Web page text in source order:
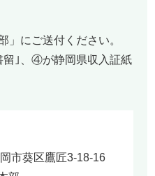
にご送付ください。
｣、④が静岡県収入証紙
市葵区鷹匠3-18-16